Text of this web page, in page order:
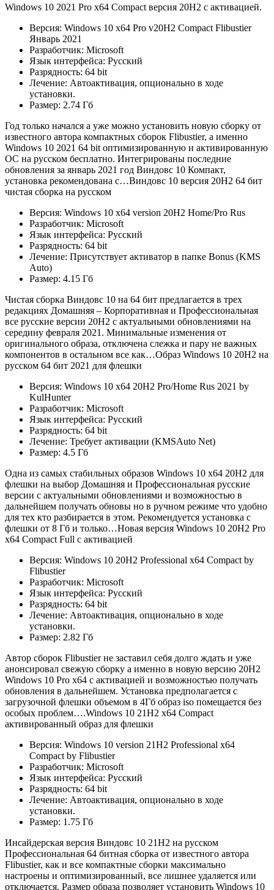
Windows 10 2021 Pro x64 Compact версия 20H2 с активацией.
Версия: Windows 10 x64 Pro v20H2 Compact Flibustier
Январь 2021
Разработчик: Microsoft
Язык интерфейса: Русский
Разрядность: 64 bit
Лечение: Автоактивация, опционально в ходе
установки.
Размер: 2.74 Гб
Год только начался а уже можно установить новую сборку от
известного автора компактных сборок Flibustier, а именно
Windows 10 2021 64 bit оптимизированную и активированную
ОС на русском бесплатно. Интегрированы последние
обновления за январь 2021 год Виндовс 10 Компакт,
установка рекомендована с…Виндовс 10 версия 20H2 64 бит
чистая сборка на русском
Версия: Windows 10 x64 version 20H2 Home/Pro Rus
Разработчик: Microsoft
Язык интерфейса: Русский
Разрядность: 64 bit
Лечение: Присутствует активатор в папке Bonus (KMS
Auto)
Размер: 4.15 Гб
Чистая сборка Виндовс 10 на 64 бит предлагается в трех
редакциях Домашняя – Корпоративная и Профессиональная
все русские версии 20H2 с актуальными обновлениями на
середину февраля 2021. Минимальные изменения от
оригинального образа, отключена слежка и пару не важных
компонентов в остальном все как…Образ Windows 10 20H2 на
русском 64 бит 2021 для флешки
Версия: Windows 10 x64 20H2 Pro/Home Rus 2021 by
KulHunter
Разработчик: Microsoft
Язык интерфейса: Русский
Разрядность: 64 bit
Лечение: Требует активации (KMSAuto Net)
Размер: 4.5 Гб
Одна из самых стабильных образов Windows 10 x64 20H2 для
флешки на выбор Домашняя и Профессиональная русские
версии с актуальными обновлениями и возможностью в
дальнейшем получать обновы но в ручном режиме что удобно
для тех кто разбирается в этом. Рекомендуется установка с
флешки от 8 Гб и только…Новая версия Windows 10 20H2 Pro
x64 Compact Full с активацией
Версия: Windows 10 20H2 Professional x64 Compact by
Flibustier
Разработчик: Microsoft
Язык интерфейса: Русский
Разрядность: 64 bit
Лечение: Автоактивация, опционально в ходе
установки.
Размер: 2.82 Гб
Автор сборок Flibustier не заставил себя долго ждать и уже
анонсировал свежую сборку а именно в новую версию 20H2
Windows 10 Pro x64 с активацией и возможностью получать
обновления в дальнейшем. Установка предполагается с
загрузочной флешки объемом в 4Гб образ iso помещается без
особых проблем….Windows 10 21H2 x64 Compact
активированный образ для флешки
Версия: Windows 10 version 21H2 Professional x64
Compact by Flibustier
Разработчик: Microsoft
Язык интерфейса: Русский
Разрядность: 64 bit
Лечение: Автоактивация, опционально в ходе
установки.
Размер: 1.75 Гб
Инсайдерская версия Виндовс 10 21H2 на русском
Профессиональная 64 битная сборка от известного автора
Flibustier, как и все компактные сборки максимально
настроены и оптимизированный, все лишнее удаляется или
отключается. Размер образа позволяет установить Windows 10